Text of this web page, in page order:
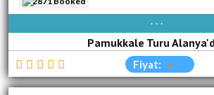
AVAIBLE EVERY DAY
Pamukkale Turu
Fiyat: